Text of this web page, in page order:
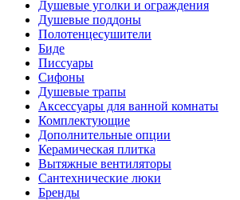
Душевые уголки и ограждения
Душевые поддоны
Полотенцесушители
Биде
Писсуары
Сифоны
Душевые трапы
Аксессуары для ванной комнаты
Комплектующие
Дополнительные опции
Керамическая плитка
Вытяжные вентиляторы
Сантехнические люки
Бренды